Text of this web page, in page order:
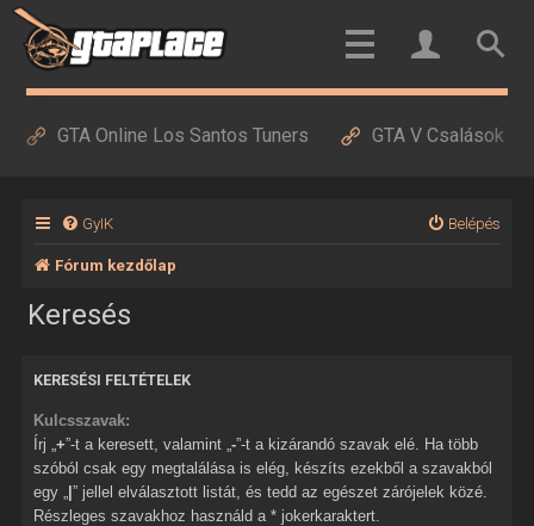
GTA Online Los Santos Tuners GTA V Csalások
GyIK Belépés
Fórum kezdőlap
Keresés
KERESÉSI FELTÉTELEK
Kulcsszavak:
Írj „ +”-t a keresett, valamint „ -”-t a kizárandó szavak elé. Ha több
szóból csak egy megtalálása is elég, készíts ezekből a szavakból
egy „ |” jellel elválasztott listát, és tedd az egészet zárójelek közé.
Részleges szavakhoz használd a * jokerkaraktert.